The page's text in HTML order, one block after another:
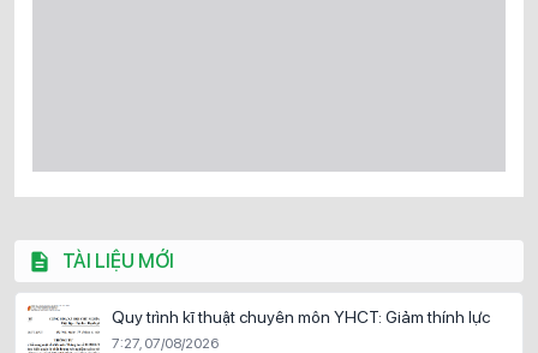
TÀI LIỆU MỚI
Quy trình kĩ thuật chuyên môn YHCT: Giảm thính lực
7:27, 07/08/2026